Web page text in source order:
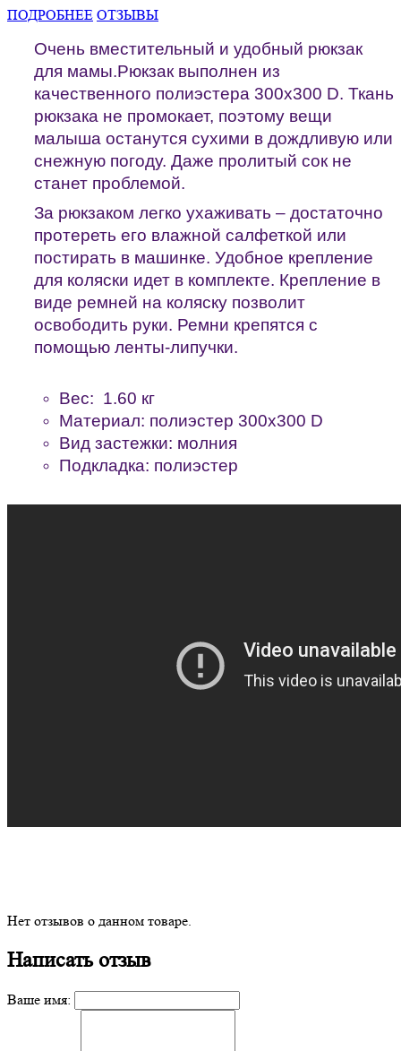
ПОДРОБНЕЕ ОТЗЫВЫ
Очень вместительный и удобный рюкзак
для мамы.Рюкзак выполнен из
качественного полиэстера 300х300 D. Ткань
рюкзака не промокает, поэтому вещи
малыша останутся сухими в дождливую или
снежную погоду. Даже пролитый сок не
станет проблемой.
За рюкзаком легко ухаживать – достаточно
протереть его влажной салфеткой или
постирать в машинке. Удобное крепление
для коляски идет в комплекте. Крепление в
виде ремней на коляску позволит
освободить руки. Ремни крепятся с
помощью ленты-липучки.
Вес: 1.60 кг
Материал: полиэстер 300х300 D
Вид застежки: молния
Подкладка: полиэстер
Нет отзывов о данном товаре.
Написать отзыв
Ваше имя: